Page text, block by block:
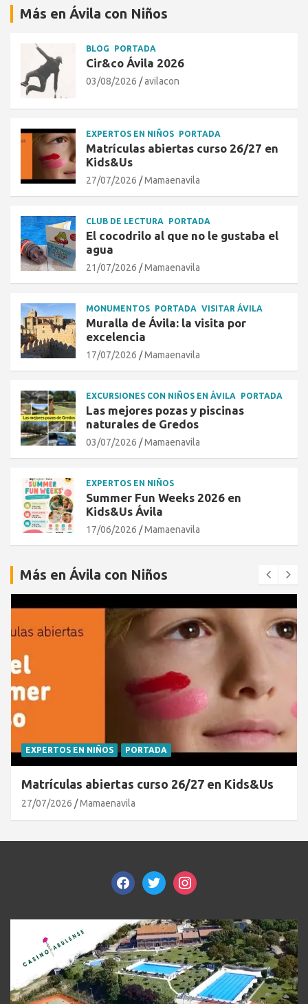
Más en Ávila con Niños
BLOG PORTADA
Cir&co Ávila 2026
03/08/2026 avilacon
EXPERTOS EN NIÑOS PORTADA
Matrículas abiertas curso 26/27 en
Kids&Us
27/07/2026 Mamaenavila
CLUB DE LECTURA PORTADA
El cocodrilo al que no le gustaba el
agua
21/07/2026 Mamaenavila
MONUMENTOS PORTADA VISITAR ÁVILA
Muralla de Ávila: la visita por
excelencia
17/07/2026 Mamaenavila
EXCURSIONES CON NIÑOS EN ÁVILA PORTADA
Las mejores pozas y piscinas
naturales de Gredos
03/07/2026 Mamaenavila
EXPERTOS EN NIÑOS
Summer Fun Weeks 2026 en
Kids&Us Ávila
17/06/2026 Mamaenavila
Más en Ávila con Niños
EXPERTOS EN NIÑOS PORTADA
Matrículas abiertas curso 26/27 en Kids&Us
27/07/2026 Mamaenavila
facebooktwitterinstagram